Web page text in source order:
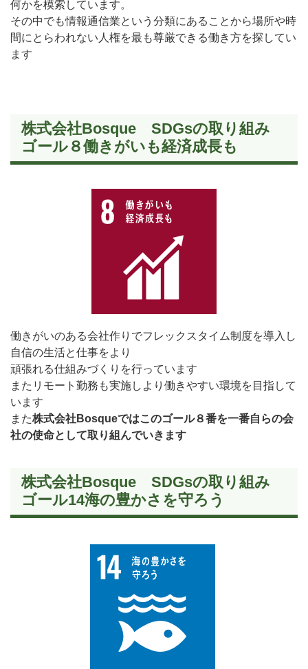
何かを模索しています。
その中でも情報通信業という分類にあることから場所や時
間にとらわれない人権を最も尊厳できる働き方を探してい
ます
株式会社Bosque SDGsの取り組み
ゴール８働きがいも経済成長も
働きがいのある会社作りでフレックスタイム制度を導入し
自信の生活と仕事をより
頑張れる仕組みづくりを行っています
またリモート勤務も実施しより働きやすい環境を目指して
います
また株式会社Bosqueではこのゴール８番を一番自らの会
社の使命として取り組んでいきます
株式会社Bosque SDGsの取り組み
ゴール14海の豊かさを守ろう